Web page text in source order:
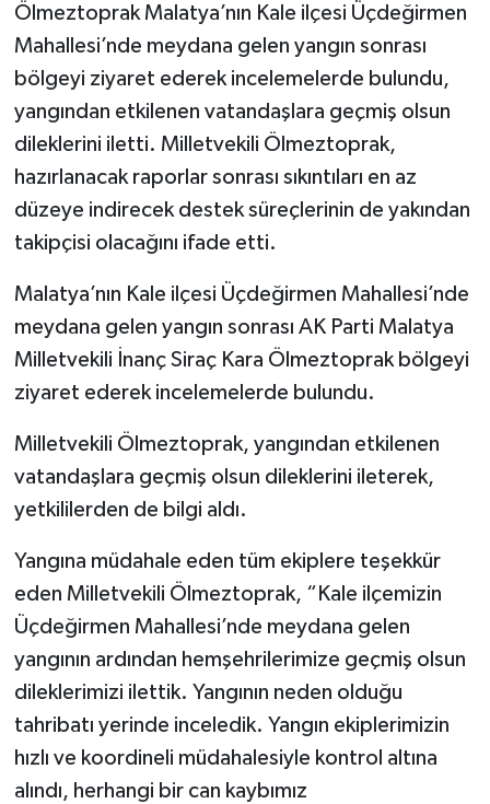
Ölmeztoprak Malatya’nın Kale ilçesi Üçdeğirmen
Mahallesi’nde meydana gelen yangın sonrası
bölgeyi ziyaret ederek incelemelerde bulundu,
yangından etkilenen vatandaşlara geçmiş olsun
dileklerini iletti. Milletvekili Ölmeztoprak,
hazırlanacak raporlar sonrası sıkıntıları en az
düzeye indirecek destek süreçlerinin de yakından
takipçisi olacağını ifade etti.
Malatya’nın Kale ilçesi Üçdeğirmen Mahallesi’nde
meydana gelen yangın sonrası AK Parti Malatya
Milletvekili İnanç Siraç Kara Ölmeztoprak bölgeyi
ziyaret ederek incelemelerde bulundu.
Milletvekili Ölmeztoprak, yangından etkilenen
vatandaşlara geçmiş olsun dileklerini ileterek,
yetkililerden de bilgi aldı.
Yangına müdahale eden tüm ekiplere teşekkür
eden Milletvekili Ölmeztoprak, “Kale ilçemizin
Üçdeğirmen Mahallesi’nde meydana gelen
yangının ardından hemşehrilerimize geçmiş olsun
dileklerimizi ilettik. Yangının neden olduğu
tahribatı yerinde inceledik. Yangın ekiplerimizin
hızlı ve koordineli müdahalesiyle kontrol altına
alındı, herhangi bir can kaybımız